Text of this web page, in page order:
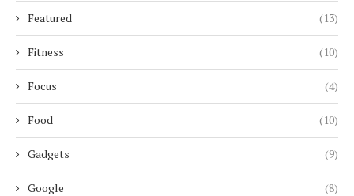
Featured (13)
Fitness (10)
Focus (4)
Food (10)
Gadgets (9)
Google (8)